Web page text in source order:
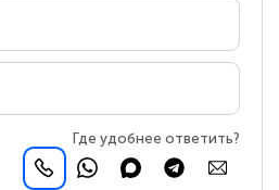
Где удобнее ответить?